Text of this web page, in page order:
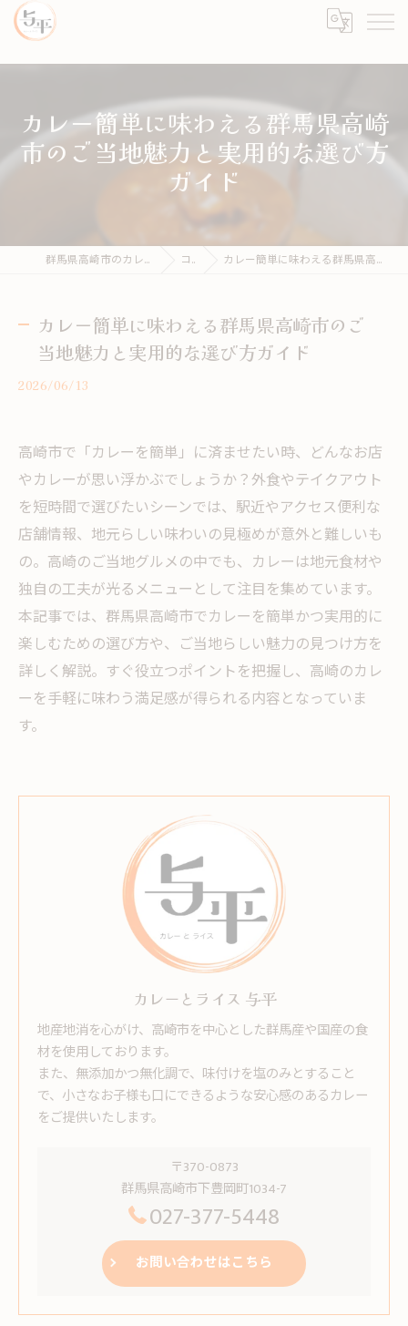
カレー簡単に味わえる群馬県高崎
市のご当地魅力と実用的な選び方
ガイド
群馬県高崎市のカレーならカレーとライス 与平 コラム カレー簡単に味わえる群馬県高崎市のご当地魅力と実用的な選び方ガイド
カレー簡単に味わえる群馬県高崎市のご
当地魅力と実用的な選び方ガイド
2026/06/13
高崎市で「カレーを簡単」に済ませたい時、どんなお店
やカレーが思い浮かぶでしょうか？外食やテイクアウト
を短時間で選びたいシーンでは、駅近やアクセス便利な
店舗情報、地元らしい味わいの見極めが意外と難しいも
の。高崎のご当地グルメの中でも、カレーは地元食材や
独自の工夫が光るメニューとして注目を集めています。
本記事では、群馬県高崎市でカレーを簡単かつ実用的に
楽しむための選び方や、ご当地らしい魅力の見つけ方を
詳しく解説。すぐ役立つポイントを把握し、高崎のカレ
ーを手軽に味わう満足感が得られる内容となっていま
す。
カレーとライス 与平
地産地消を心がけ、高崎市を中心とした群馬産や国産の食
材を使用しております。
また、無添加かつ無化調で、味付けを塩のみとすること
で、小さなお子様も口にできるような安心感のあるカレー
をご提供いたします。
〒370-0873
群馬県高崎市下豊岡町1034-7
027-377-5448
お問い合わせはこちら